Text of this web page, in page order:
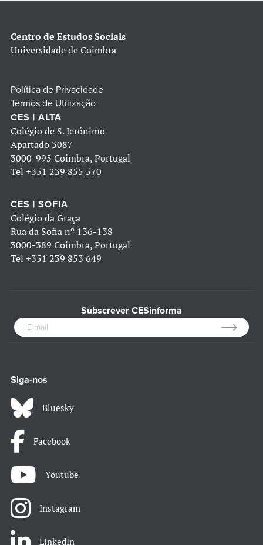
Centro de Estudos Sociais
Universidade de Coimbra
Política de Privacidade
Termos de Utilização
CES | ALTA
Colégio de S. Jerónimo
Apartado 3087
3000-995 Coimbra, Portugal
Tel +351 239 855 570
CES | SOFIA
Colégio da Graça
Rua da Sofia nº 136-138
3000-389 Coimbra, Portugal
Tel +351 239 853 649
Subscrever CESinforma
Siga-nos
Bluesky
Facebook
Youtube
Instagram
LinkedIn